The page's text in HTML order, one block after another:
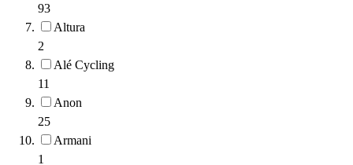
93
Altura
2
Alé Cycling
11
Anon
25
Armani
1